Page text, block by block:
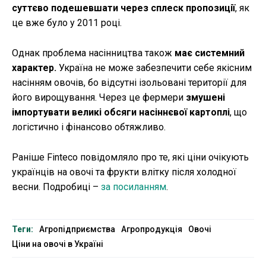
суттєво подешевшати через сплеск пропозиції, як
це вже було у 2011 році.
Однак проблема насінництва також має системний
характер. Україна не може забезпечити себе якісним
насінням овочів, бо відсутні ізольовані території для
його вирощування. Через це фермери змушені
імпортувати великі обсяги насіннєвої картоплі, що
логістично і фінансово обтяжливо.
Раніше Finteco повідомляло про те, які ціни очікують
українців на овочі та фрукти влітку після холодної
весни. Подробиці – за посиланням.
Теги: Агропідприємства Агропродукція
Овочі
Ціни на овочі в Україні